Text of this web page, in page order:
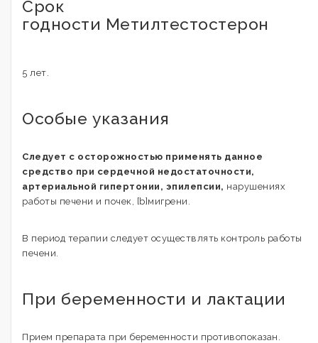
Срок
годности Метилтестостерон
5 лет.
Особые указания
Следует с осторожностью применять данное
средство при сердечной недостаточности,
артериальной гипертонии, эпилепсии, нарушениях
работы печени и почек, [b]мигрени.
В период терапии следует осуществлять контроль работы
печени.
При беременности и лактации
Прием препарата при беременности противопоказан.